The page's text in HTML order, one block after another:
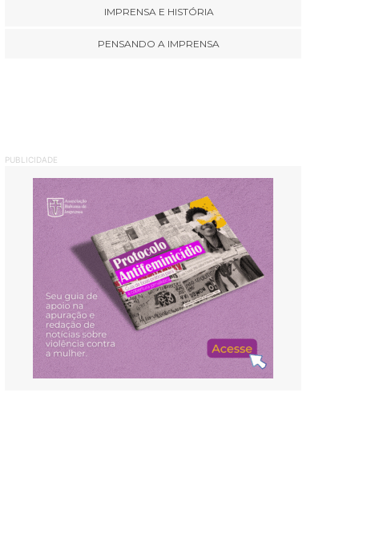
IMPRENSA E HISTÓRIA
PENSANDO A IMPRENSA
PUBLICIDADE